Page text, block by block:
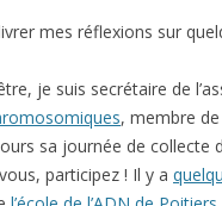
mes réflexions sur
je suis secrétaire de
, membre
sa journée de collecte
participez ! Il y a